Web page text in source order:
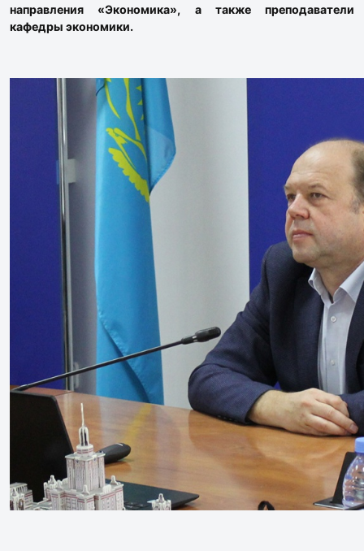
направления «Экономика», а также преподаватели
кафедры экономики.